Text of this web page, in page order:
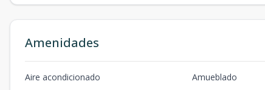
Amenidades
Aire acondicionado Amueblado